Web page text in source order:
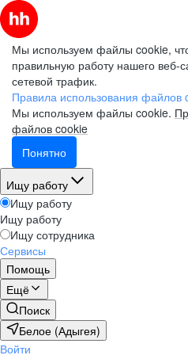
Мы используем файлы cookie,
правильную работу нашего веб-
сетевой трафик.
Правила использования файлов
Мы используем файлы cookie.
файлов cookie
Понятно
Ищу работу
Ищу работу
Ищу работу
Ищу сотрудника
Сервисы
Помощь
Ещё
Поиск
Белое (Адыгея)
Войти